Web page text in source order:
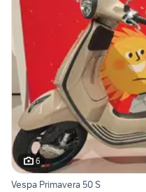
6
Vespa Primavera 50 S